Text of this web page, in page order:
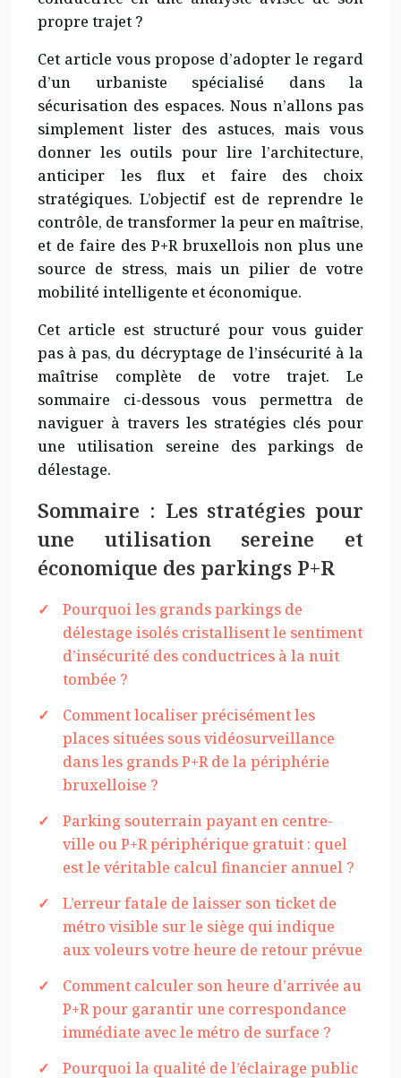
propre trajet ?
Cet article vous propose d’adopter le regard
d’un urbaniste spécialisé dans la
sécurisation des espaces. Nous n’allons pas
simplement lister des astuces, mais vous
donner les outils pour lire l’architecture,
anticiper les flux et faire des choix
stratégiques. L’objectif est de reprendre le
contrôle, de transformer la peur en maîtrise,
et de faire des P+R bruxellois non plus une
source de stress, mais un pilier de votre
mobilité intelligente et économique.
Cet article est structuré pour vous guider
pas à pas, du décryptage de l’insécurité à la
maîtrise complète de votre trajet. Le
sommaire ci-dessous vous permettra de
naviguer à travers les stratégies clés pour
une utilisation sereine des parkings de
délestage.
Sommaire : Les stratégies pour
une utilisation sereine et
économique des parkings P+R
Pourquoi les grands parkings de
délestage isolés cristallisent le sentiment
d’insécurité des conductrices à la nuit
tombée ?
Comment localiser précisément les
places situées sous vidéosurveillance
dans les grands P+R de la périphérie
bruxelloise ?
Parking souterrain payant en centre-
ville ou P+R périphérique gratuit : quel
est le véritable calcul financier annuel ?
L’erreur fatale de laisser son ticket de
métro visible sur le siège qui indique
aux voleurs votre heure de retour prévue
Comment calculer son heure d’arrivée au
P+R pour garantir une correspondance
immédiate avec le métro de surface ?
Pourquoi la qualité de l’éclairage public